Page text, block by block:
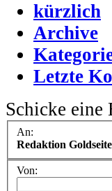
kürzlich
Archive
Letzte
Schicke eine
An:
Redaktion
Von: